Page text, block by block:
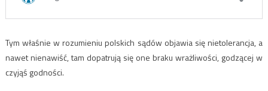
Tym właśnie w rozumieniu polskich sądów objawia się nietolerancja, a
nawet nienawiść, tam dopatrują się one braku wrażliwości, godzącej w
czyjąś godności.